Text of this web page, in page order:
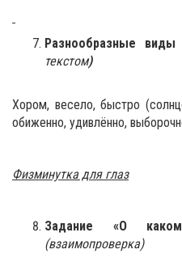
Разнообразные виды
текстом)
Хором, весело, быстро
обиженно, удивлённо,
Физминутка для глаз
Задание «О
(взаимопроверка)